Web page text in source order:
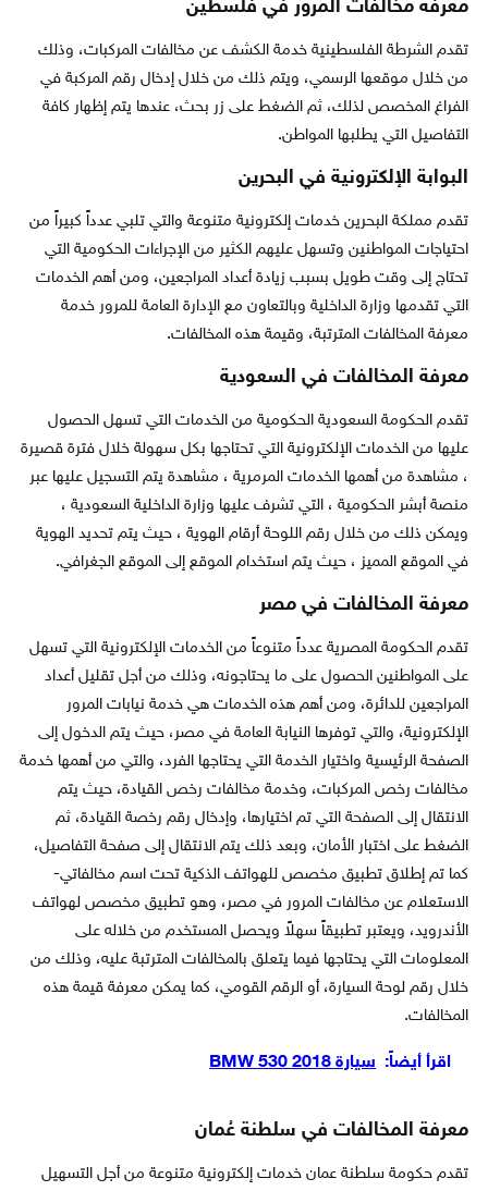
معرفة مخالفات المرور في فلسطين
تقدم الشرطة الفلسطينية خدمة الكشف عن مخالفات المركبات، وذلك
من خلال موقعها الرسمي، ويتم ذلك من خلال إدخال رقم المركبة في
الفراغ المخصص لذلك، ثم الضغط على زر بحث، عندها يتم إظهار كافة
التفاصيل التي يطلبها المواطن.
البوابة الإلكترونية في البحرين
تقدم مملكة البحرين خدمات إلكترونية متنوعة والتي تلبي عدداً كبيراً من
احتياجات المواطنين وتسهل عليهم الكثير من الإجراءات الحكومية التي
تحتاج إلى وقت طويل بسبب زيادة أعداد المراجعين، ومن أهم الخدمات
التي تقدمها وزارة الداخلية وبالتعاون مع الإدارة العامة للمرور خدمة
معرفة المخالفات المترتبة، وقيمة هذه المخالفات.
معرفة المخالفات في السعودية
تقدم الحكومة السعودية الحكومية من الخدمات التي تسهل الحصول
عليها من الخدمات الإلكترونية التي تحتاجها بكل سهولة خلال فترة قصيرة
، مشاهدة من أهمها الخدمات المرمرية ، مشاهدة يتم التسجيل عليها عبر
منصة أبشر الحكومية ، التي تشرف عليها وزارة الداخلية السعودية ،
ويمكن ذلك من خلال رقم اللوحة أرقام الهوية ، حيث يتم تحديد الهوية
في الموقع المميز ، حيث يتم استخدام الموقع إلى الموقع الجغرافي.
معرفة المخالفات في مصر
تقدم الحكومة المصرية عدداً متنوعاً من الخدمات الإلكترونية التي تسهل
على المواطنين الحصول على ما يحتاجونه، وذلك من أجل تقليل أعداد
المراجعين للدائرة، ومن أهم هذه الخدمات هي خدمة نيابات المرور
الإلكترونية، والتي توفرها النيابة العامة في مصر، حيث يتم الدخول إلى
الصفحة الرئيسية واختيار الخدمة التي يحتاجها الفرد، والتي من أهمها خدمة
مخالفات رخص المركبات، وخدمة مخالفات رخص القيادة، حيث يتم
الانتقال إلى الصفحة التي تم اختيارها، وإدخال رقم رخصة القيادة، ثم
الضغط على اختبار الأمان، وبعد ذلك يتم الانتقال إلى صفحة التفاصيل،
كما تم إطلاق تطبيق مخصص للهواتف الذكية تحت اسم مخالفاتي-
الاستعلام عن مخالفات المرور في مصر، وهو تطبيق مخصص لهواتف
الأندرويد، ويعتبر تطبيقاً سهلاً ويحصل المستخدم من خلاله على
المعلومات التي يحتاجها فيما يتعلق بالمخالفات المترتبة عليه، وذلك من
خلال رقم لوحة السيارة، أو الرقم القومي، كما يمكن معرفة قيمة هذه
المخالفات.
اقرأ أيضاً: سيارة BMW 530 2018
معرفة المخالفات في سلطنة عُمان
تقدم حكومة سلطنة عمان خدمات إلكترونية متنوعة من أجل التسهيل